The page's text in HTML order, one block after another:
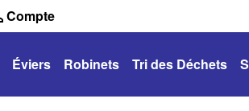
Compte
Éviers Robinets Tri des Déchets